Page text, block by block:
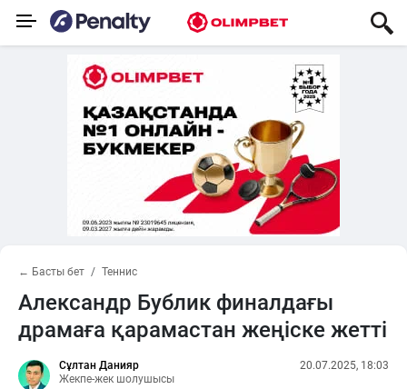
← Басты бет Теннис
Александр Бублик финалдағы
драмаға қарамастан жеңіске жетті
Сұлтан Данияр
Жекпе-жек шолушысы
20.07.2025, 18:03